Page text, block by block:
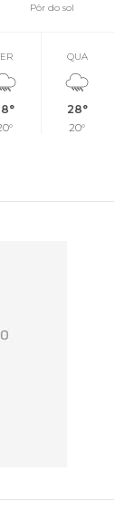
Pôr do sol
QUA
28°
20°